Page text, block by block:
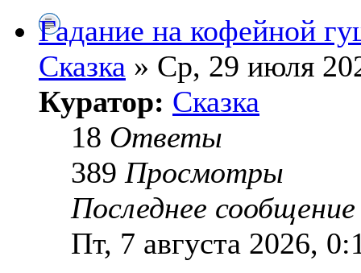
Гадание на кофейной
Сказка » Ср, 29 июля
Куратор: Сказка
18 Ответы
389 Просмотры
Последнее
Пт, 7 августа 2026,